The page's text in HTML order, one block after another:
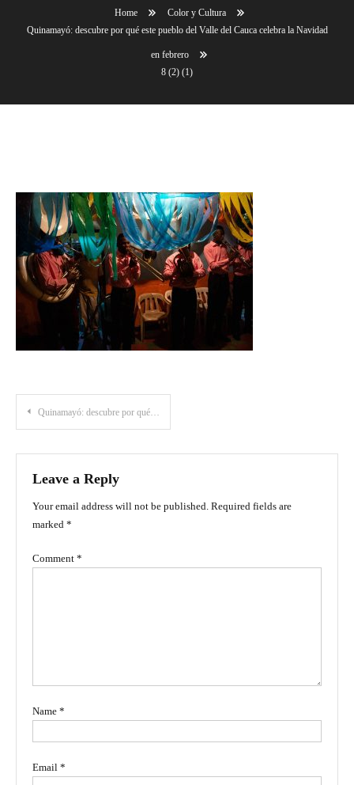
Home
Color y Cultura
Quinamayó: descubre por qué este pueblo del Valle del Cauca celebra la Navidad
en febrero
8 (2) (1)
Post
navigation
Quinamayó: descubre por qué este pueblo del Valle del Cauca celebra la Navidad en febrero
Leave a Reply
Your email address will not be published. Required fields are
marked *
Comment *
Name *
Email *